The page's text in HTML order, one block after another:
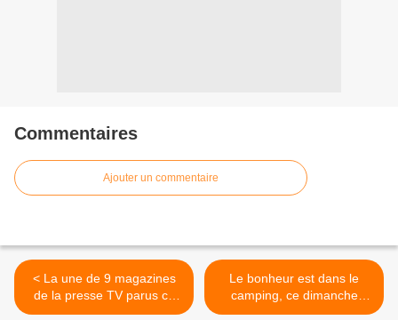
Commentaires
Ajouter un commentaire
< La une de 9 magazines
de la presse TV parus ce
samedi 13 juin.
Le bonheur est dans le
camping, ce dimanche
après-midi sur TF1. >